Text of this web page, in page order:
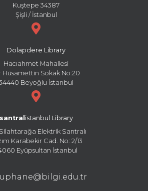
Kuştepe 34387
Şişli / İstanbul
Dolapdere Library
Hacıahmet Mahallesi
Hüsamettin Sokak No:20
Beyoğlu İstanbul
santral istanbul Library
Elektrik Santralı
Karabekir Cad. No: 2/13
Eyüpsultan İstanbul